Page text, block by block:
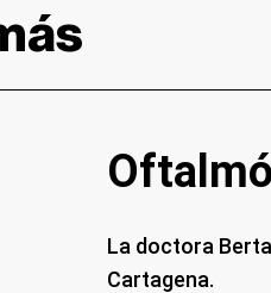
La doctora
Cartagena.